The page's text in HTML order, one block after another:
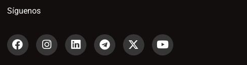
Síguenos